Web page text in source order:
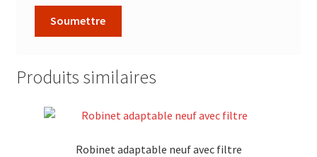
Produits similaires
Robinet adaptable neuf avec filtre